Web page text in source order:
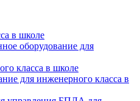
в школе
оборудование для
класса в школе
для инженерного класса в